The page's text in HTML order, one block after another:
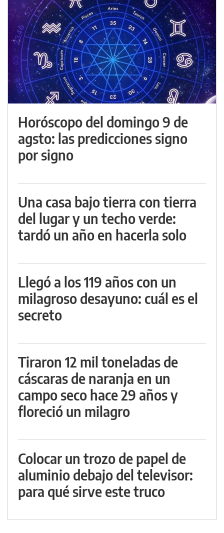
Horóscopo del domingo 9 de
agsto: las predicciones signo
por signo
Una casa bajo tierra con tierra
del lugar y un techo verde:
tardó un año en hacerla solo
Llegó a los 119 años con un
milagroso desayuno: cuál es el
secreto
Tiraron 12 mil toneladas de
cáscaras de naranja en un
campo seco hace 29 años y
floreció un milagro
Colocar un trozo de papel de
aluminio debajo del televisor:
para qué sirve este truco